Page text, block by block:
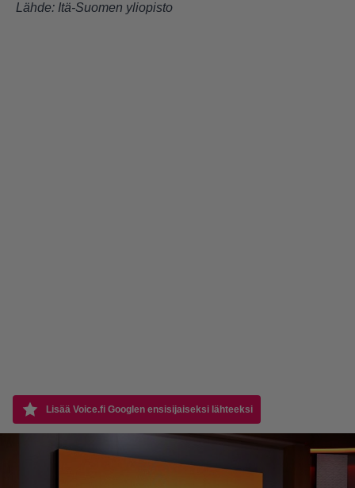
Lähde: Itä-Suomen yliopisto
Lisää Voice.fi Googlen ensisijaiseksi lähteeksi